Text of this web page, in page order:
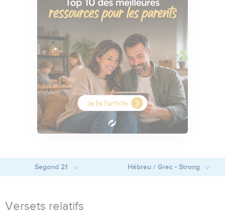
Segond 21 Hébreu / Grec - Strong
Versets relatifs